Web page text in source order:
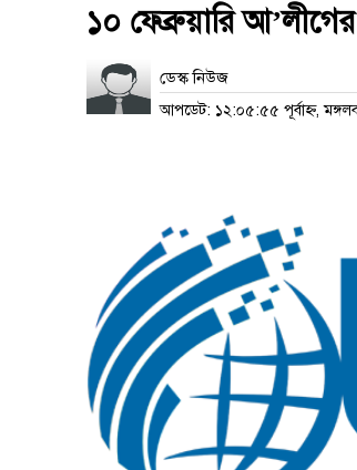
১০ ফেব্রুয়ারি
ডেস্ক নিউজ
আপডেট: ১২:০৫:৫৫ পূর্বাহ্ন,